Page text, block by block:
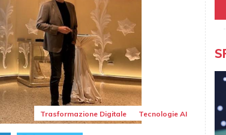
Trasformazione Digitale Tecnologie AI